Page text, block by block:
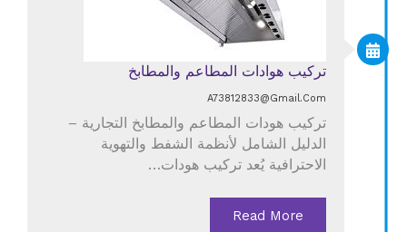
تركيب هوادات المطاعم والمطابخ
A73812833@gmail.com
تركيب هودات المطاعم والمطابخ التجارية –
الدليل الشامل لأنظمة الشفط والتهوية
الاحترافية يُعد تركيب هودات…
Read More